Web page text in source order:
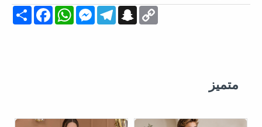
Share
FacebookWhatsApp
MessengerTelegramSnapchat Copy
Link
متميز